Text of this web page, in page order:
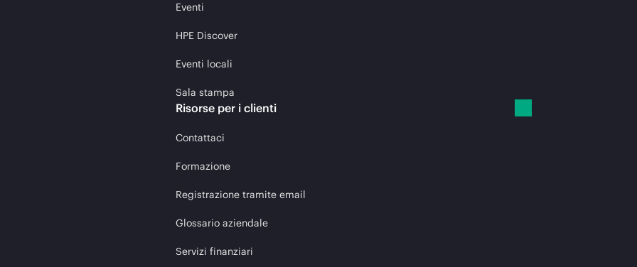
Eventi
HPE Discover
Eventi locali
Sala stampa
Risorse per i clienti
Contattaci
Formazione
Registrazione tramite email
Glossario aziendale
Servizi finanziari